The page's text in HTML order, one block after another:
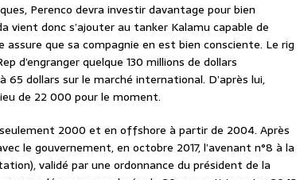
Perenco devra investir davantage pour bien
vient donc s’ajouter au tanker Kalamu capable de
assure que sa compagnie en est bien consciente. Le rig
d’engranger quelque 130 millions de dollars
dollars sur le marché international. D’après lui,
de 22 000 pour le moment.
2000 et en offshore à partir de 2004. Après
le gouvernement, en octobre 2017, l’avenant n°8 à la
validé par une ordonnance du président de la